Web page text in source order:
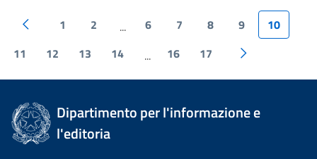
1 2 ... 6 7 8 9
10
11
12 13 14 ... 16 17
Dipartimento per l'informazione e
l'editoria